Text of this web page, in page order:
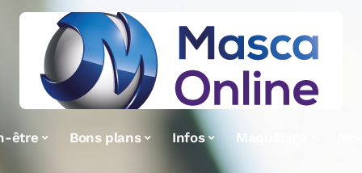
être Bons plans Infos Maquillage